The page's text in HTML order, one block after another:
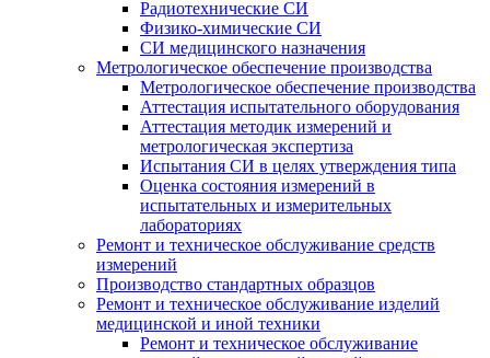
Радиотехнические СИ
Физико-химические СИ
СИ медицинского назначения
Метрологическое обеспечение производства
Метрологическое обеспечение производства
Аттестация испытательного оборудования
Аттестация методик измерений и
метрологическая экспертиза
Испытания СИ в целях утверждения типа
Оценка состояния измерений в
испытательных и измерительных
лабораториях
Ремонт и техническое обслуживание средств
измерений
Производство стандартных образцов
Ремонт и техническое обслуживание изделий
медицинской и иной техники
Ремонт и техническое обслуживание